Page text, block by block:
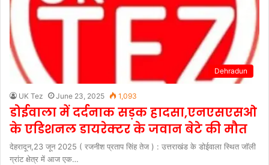
Dehradun
UK Tez June 23, 2025 1,093
डोईवाला में दर्दनाक सड़क हादसा,एनएसएसओ
के एडिशनल डायरेक्टर के जवान बेटे की मौत
देहरादून,23 जून 2025 ( रजनीश प्रताप सिंह तेज ) : उत्तराखंड के डोईवाला स्थित जॉली
ग्रांट क्षेत्र में आज एक…